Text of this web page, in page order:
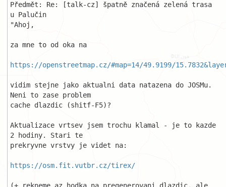
Předmět: Re: [talk-cz] špatně značená zelená trasa
u Palučin
"Ahoj,
za mne to od oka na
https://openstreetmap.cz/#map=14/49.9199/
vidim stejne jako aktualni data natazena do JOSMu.
Neni to zase problem
cache dlazdic (shitf-F5)?
Aktualizace vrtsev jsem trochu klamal - je to kazde
2 hodiny. Stari te
prekryvne vrstvy je videt na:
https://osm.fit.vutbr.cz/tirex/